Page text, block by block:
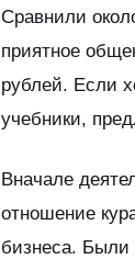
Сравнили
приятное
рублей. Если
учебники,
Вначале
отношение
бизнеса. Были